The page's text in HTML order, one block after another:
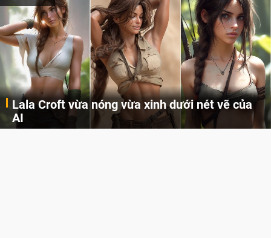
Lala Croft vừa nóng vừa xinh dưới nét vẽ của
AI